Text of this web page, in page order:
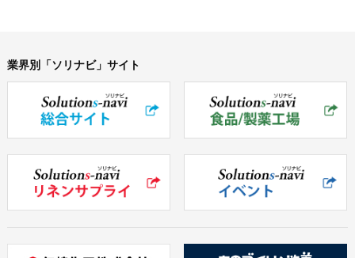
業界別「ソリナビ」サイト